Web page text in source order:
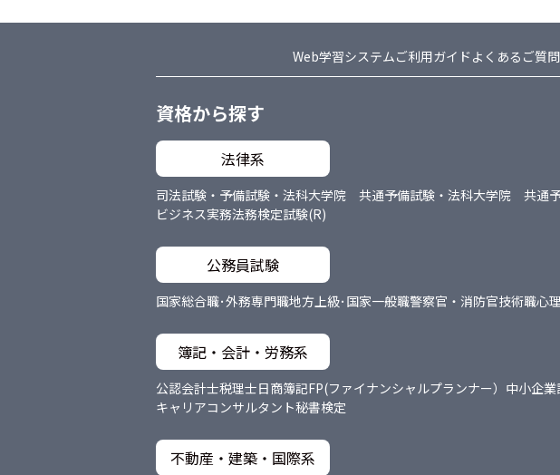
Web学習システムご利用ガイド よくあるご質
資格から探す
法律系
司法試験・予備試験・法科大学院 共通予備試験・法科大学院 共通
ビジネス実務法務検定試験(R)
公務員試験
国家総合職･外務専門職地方上級･国家一般職警察官・消防官技術職心
簿記・会計・労務系
公認会計士税理士日商簿記FP(ファイナンシャルプランナー） 中小企業
キャリアコンサルタント秘書検定
不動産・建築・国際系